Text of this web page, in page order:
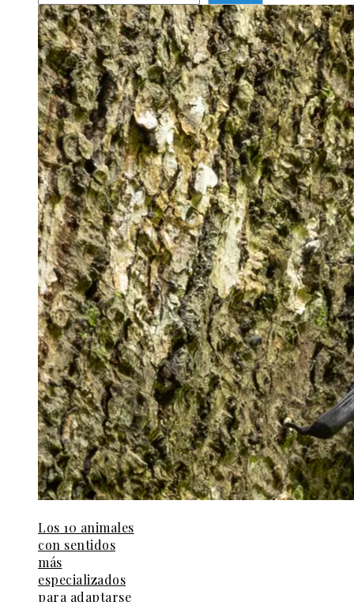
Los 10 animales
con sentidos
más
especializados
para adaptarse